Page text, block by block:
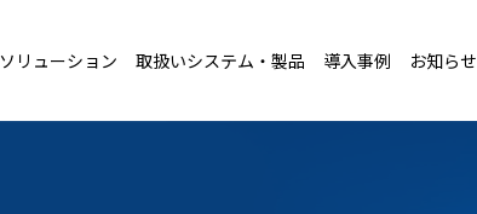
ソリューション 取扱いシステム・製品 導入事例 お知らせ